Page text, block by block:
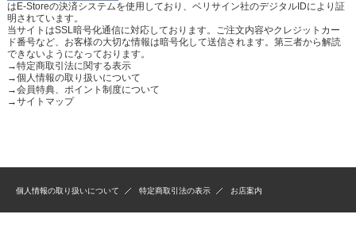
はE-Storeの決済システムを使用しており、ベリサイン社のデジタルIDにより証
明されています。
当サイトはSSL暗号化通信に対応しております。ご注文内容やクレジットカー
ド番号など、お客様の大切な情報は暗号化して送信されます。第三者から解読
できないようになっております。
→特定商取引法に関する表示
→個人情報の取り扱いについて
→会員特典、ポイント制度について
→サイトマップ
個人情報の取り扱いについて 特定商取引法の表示 お店案内